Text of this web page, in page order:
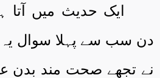
ایک حدیث میں آتا
دن سب سے پہلا سوال یہ
نے تجھے صحت مند بدن